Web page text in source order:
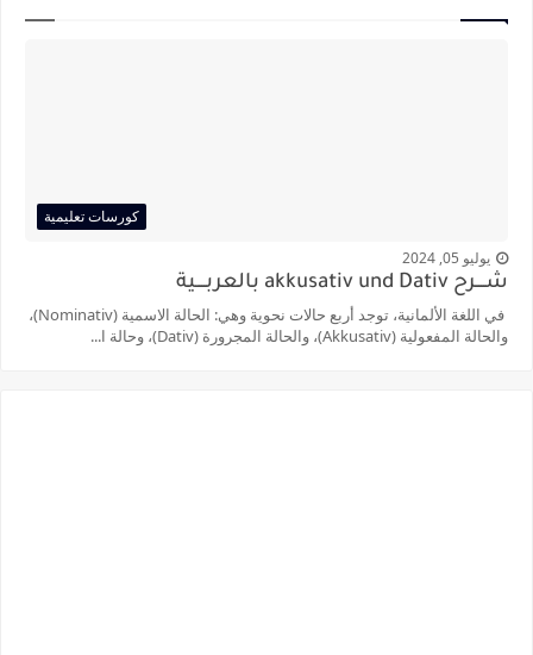
كورسات تعليمية
يوليو 05, 2024
شــــرح akkusativ und Dativ بالعربــــية
في اللغة الألمانية، توجد أربع حالات نحوية وهي: الحالة الاسمية (Nominativ)،
والحالة المفعولية (Akkusativ)، والحالة المجرورة (Dativ)، وحالة ا...